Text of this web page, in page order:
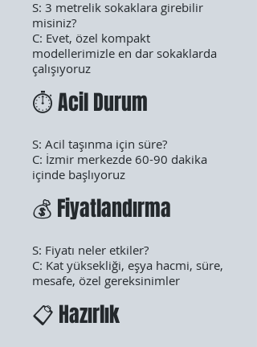
S: 3 metrelik sokaklara girebilir
misiniz?
C: Evet, özel kompakt
modellerimizle en dar sokaklarda
çalışıyoruz
⏱️ Acil Durum
S: Acil taşınma için süre?
C: İzmir merkezde 60-90 dakika
içinde başlıyoruz
💰 Fiyatlandırma
S: Fiyatı neler etkiler?
C: Kat yüksekliği, eşya hacmi, süre,
mesafe, özel gereksinimler
📋 Hazırlık